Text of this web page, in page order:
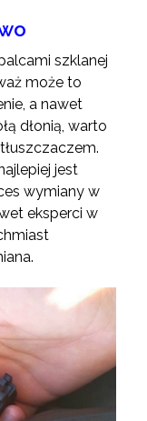
szklanej
może to
a nawet
dłonią, warto
jest
wymiany w
eksperci w